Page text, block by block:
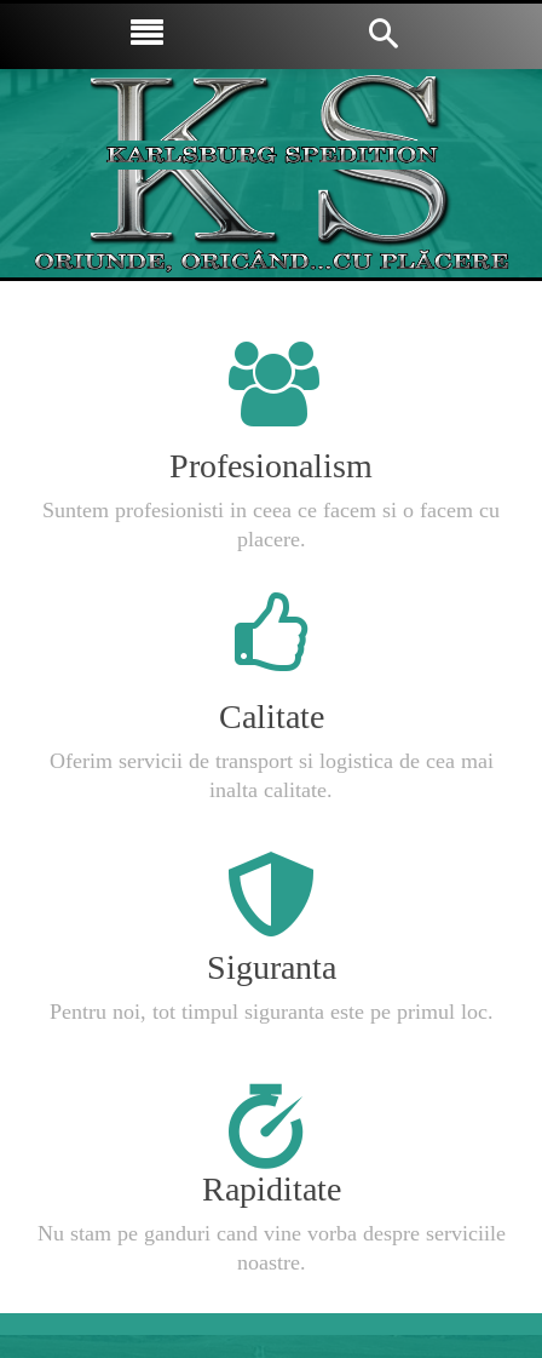
Profesionalism
Suntem profesionisti in ceea ce facem si o facem cu
placere.
Calitate
Oferim servicii de transport si logistica de cea mai
inalta calitate.
Siguranta
Pentru noi, tot timpul siguranta este pe primul loc.
Rapiditate
Nu stam pe ganduri cand vine vorba despre serviciile
noastre.